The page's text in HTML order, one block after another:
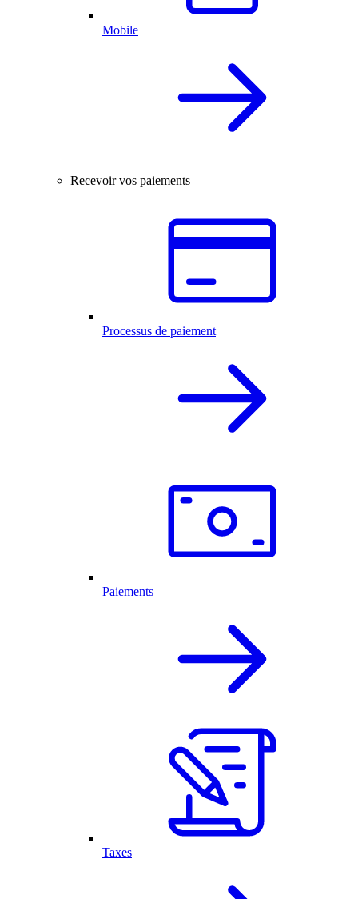
Mobile
Recevoir vos paiements
Processus de paiement
Paiements
Taxes